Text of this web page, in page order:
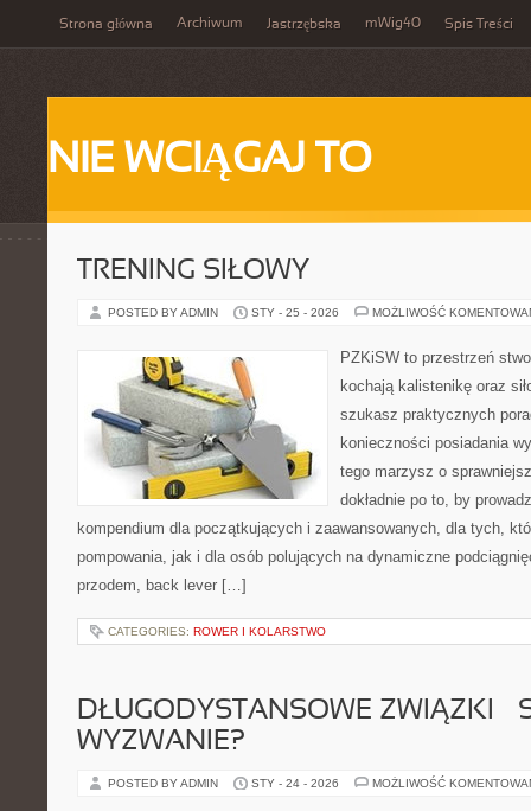
Strona główna Archiwum Jastrzębska mWig40 Spis Treści
NIE WCIĄGAJ TO
TRENING SIŁOWY
POSTED BY ADMIN STY - 25 - 2026 MOŻLIWOŚĆ
PZKiSW to przestrzeń
kochają kalistenikę oraz
szukasz praktycznych
konieczności posiadania
tego marzysz o
dokładnie po to, by
kompendium dla początkujących i zaawansowanych, dla tych,
pompowania, jak i dla osób polujących na dynamiczne
przodem, back lever […]
CATEGORIES: ROWER I KOLARSTWO
DŁUGODYSTANSOWE ZWIĄZKI –
WYZWANIE?
POSTED BY ADMIN STY - 24 - 2026 MOŻLIWOŚĆ